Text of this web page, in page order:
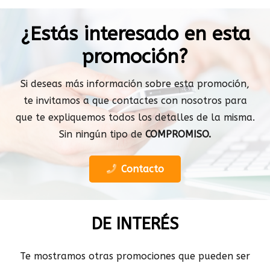
¿Estás interesado en esta
promoción?
Si deseas más información sobre esta promoción,
te invitamos a que contactes con nosotros para
que te expliquemos todos los detalles de la misma.
Sin ningún tipo de COMPROMISO.
Contacto
DE INTERÉS
Te mostramos otras promociones que pueden ser